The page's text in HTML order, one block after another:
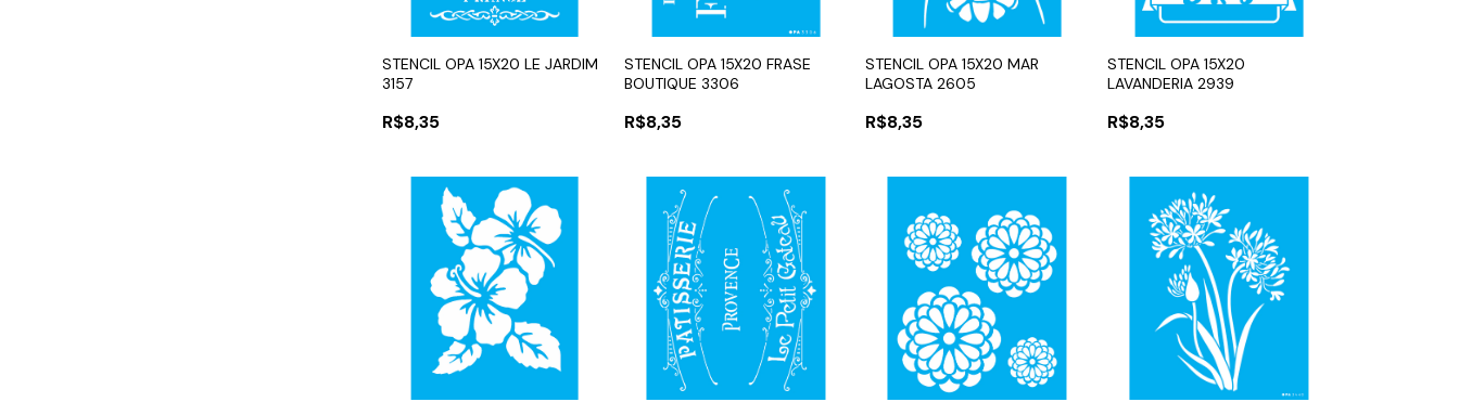
STENCIL OPA 15X20 LE JARDIM
3157
R$8,35
STENCIL OPA 15X20 FRASE
BOUTIQUE 3306
R$8,35
STENCIL OPA 15X20 MAR
LAGOSTA 2605
R$8,35
STENCIL OPA 15X20
LAVANDERIA 2939
R$8,35